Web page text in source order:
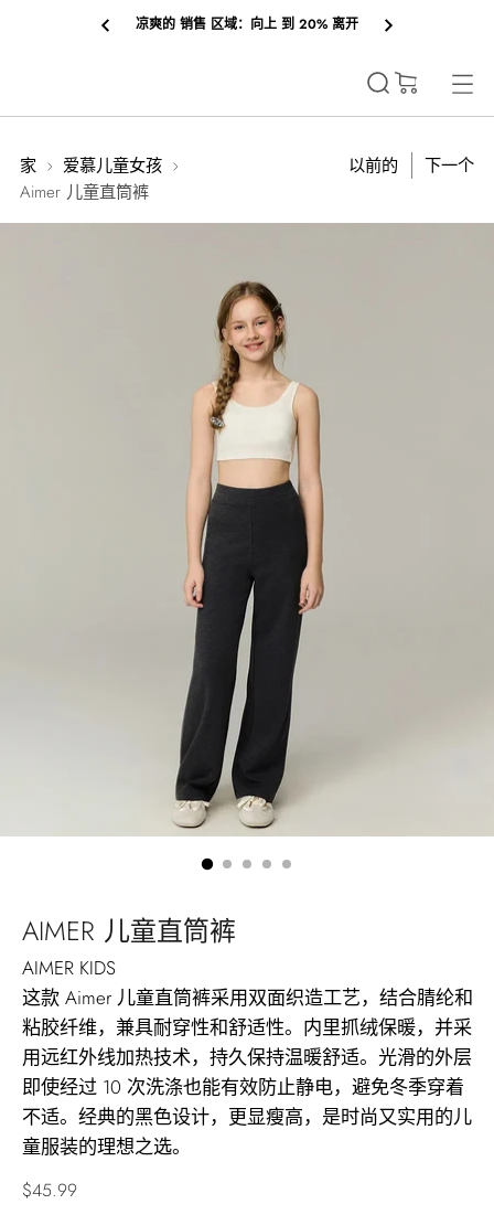
凉爽的 销售 区域：向上 到 20% 离开
家
爱慕儿童女孩
Aimer 儿童直筒裤
以前的 下一个
AIMER 儿童直筒裤
AIMER KIDS
这款 Aimer 儿童直筒裤采用双面织造工艺，结合腈纶和
粘胶纤维，兼具耐穿性和舒适性。内里抓绒保暖，并采
用远红外线加热技术，持久保持温暖舒适。光滑的外层
即使经过 10 次洗涤也能有效防止静电，避免冬季穿着
不适。经典的黑色设计，更显瘦高，是时尚又实用的儿
童服装的理想之选。
正
$45.99